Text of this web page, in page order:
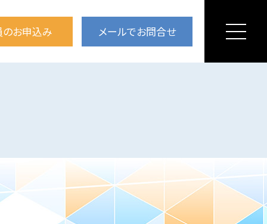
お申込み メールでお問合せ
リフォーム推進協議会とは？